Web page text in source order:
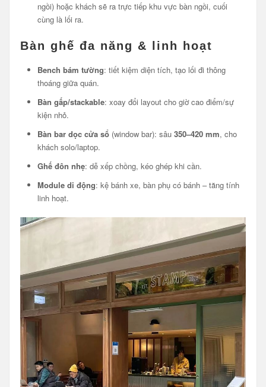
ngồi) hoặc khách sẽ ra trực tiếp khu vực bàn ngồi, cuối
cùng là lối ra.
Bàn ghế đa năng & linh hoạt
Bench bám tường: tiết kiệm diện tích, tạo lối đi thông
thoáng giữa quán.
Bàn gấp/stackable: xoay đổi layout cho giờ cao điểm/sự
kiện nhỏ.
Bàn bar dọc cửa sổ (window bar): sâu350–420 mm, cho
khách solo/laptop.
Ghế đôn nhẹ: dễ xếp chồng, kéo ghép khi cần.
Module di động: kệ bánh xe, bàn phụ có bánh – tăng tính
linh hoạt.